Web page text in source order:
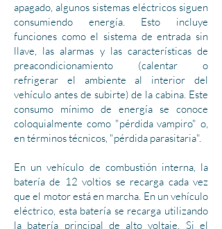
apagado, algunos sistemas eléctricos siguen
consumiendo energía. Esto incluye
funciones como el sistema de entrada sin
llave, las alarmas y las características de
preacondicionamiento (calentar o
refrigerar el ambiente al interior del
vehículo antes de subirte) de la cabina. Este
consumo mínimo de energía se conoce
coloquialmente como "pérdida vampiro" o,
en términos técnicos, "pérdida parasitaria".
En un vehículo de combustión interna, la
batería de 12 voltios se recarga cada vez
que el motor está en marcha. En un vehículo
eléctrico, esta batería se recarga utilizando
la batería principal de alto voltaje. Si el